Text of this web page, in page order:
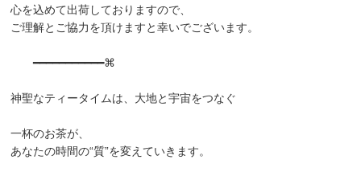
心を込めて出荷しておりますので、
ご理解とご協力を頂けますと幸いでございます。
━━━━━━━━━━━⌘
神聖なティータイムは、大地と宇宙をつなぐ
一杯のお茶が、
あなたの時間の“質”を変えていきます。